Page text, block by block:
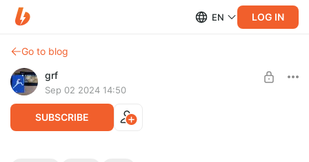
EN LOG IN
Go to blog
grf
Sep 02 2024 14:50
SUBSCRIBE